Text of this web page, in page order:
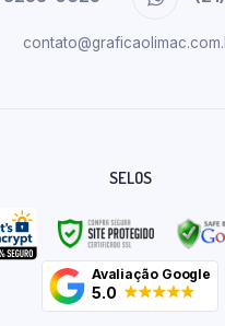
SELOS
Avaliação Google
5.0